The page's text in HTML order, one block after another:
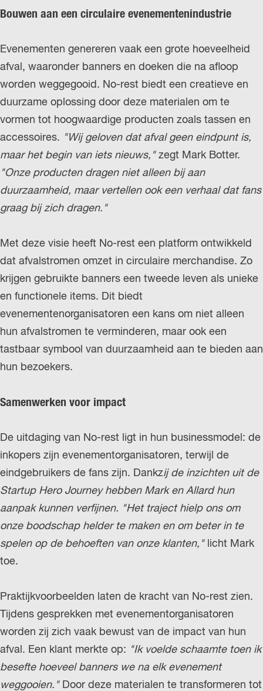
Bouwen aan een circulaire evenementenindustrie
Evenementen genereren vaak een grote hoeveelheid
afval, waaronder banners en doeken die na afloop
worden weggegooid. No-rest biedt een creatieve en
duurzame oplossing door deze materialen om te
vormen tot hoogwaardige producten zoals tassen en
accessoires. "Wij geloven dat afval geen eindpunt is,
maar het begin van iets nieuws,"zegt Mark Botter.
"Onze producten dragen niet alleen bij aan
duurzaamheid, maar vertellen ook een verhaal dat fans
graag bij zich dragen."
Met deze visie heeft No-rest een platform ontwikkeld
dat afvalstromen omzet in circulaire merchandise. Zo
krijgen gebruikte banners een tweede leven als unieke
en functionele items. Dit biedt
evenementenorganisatoren een kans om niet alleen
hun afvalstromen te verminderen, maar ook een
tastbaar symbool van duurzaamheid aan te bieden aan
hun bezoekers.
Samenwerken voor impact
De uitdaging van No-rest ligt in hun businessmodel: de
inkopers zijn evenementorganisatoren, terwijl de
eindgebruikers de fans zijn. Dankzij de inzichten uit de
Startup Hero Journey hebben Mark en Allard hun
aanpak kunnen verfijnen. "Het traject hielp ons om
onze boodschap helder te maken en om beter in te
spelen op de behoeften van onze klanten," licht Mark
toe.
Praktijkvoorbeelden laten de kracht van No-rest zien.
Tijdens gesprekken met evenementorganisatoren
worden zij zich vaak bewust van de impact van hun
afval. Een klant merkte op: "Ik voelde schaamte toen ik
besefte hoeveel banners we na elk evenement
weggooien." Door deze materialen te transformeren tot